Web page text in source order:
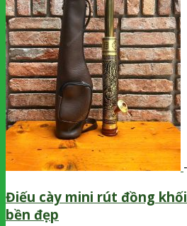
Điếu cày mini rút đồng
bền đẹp